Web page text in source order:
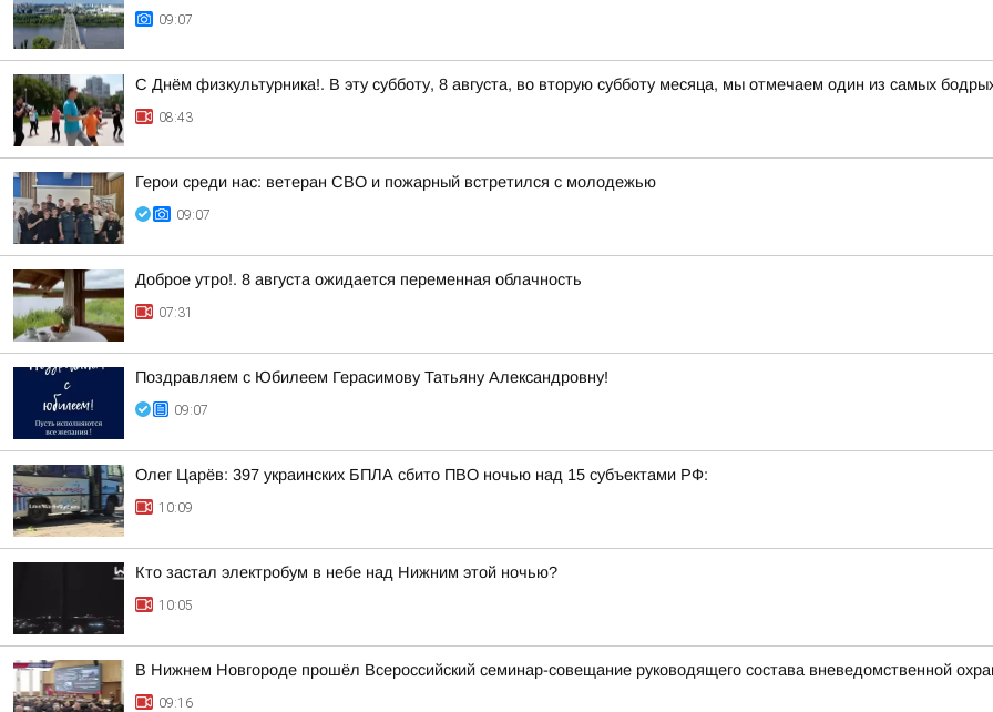
09:07
С Днём физкультурника!. В эту субботу, 8 августа, во вторую субботу месяца, мы отмечаем один из самых
08:43
Герои среди нас: ветеран СВО и пожарный встретился с молодежью
09:07
Доброе утро!. 8 августа ожидается переменная облачность
07:31
Поздравляем с Юбилеем Герасимову Татьяну Александровну!
09:07
Олег Царёв: 397 украинских БПЛА сбито ПВО ночью над 15 субъектами РФ:
10:09
Кто застал электробум в небе над Нижним этой ночью?
10:05
В Нижнем Новгороде прошёл Всероссийский семинар-совещание руководящего состава вневедомственной
09:16